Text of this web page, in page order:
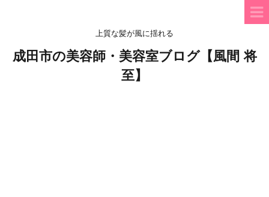
上質な髪が風に揺れる
成田市の美容師・美容室ブログ【風間 将
至】